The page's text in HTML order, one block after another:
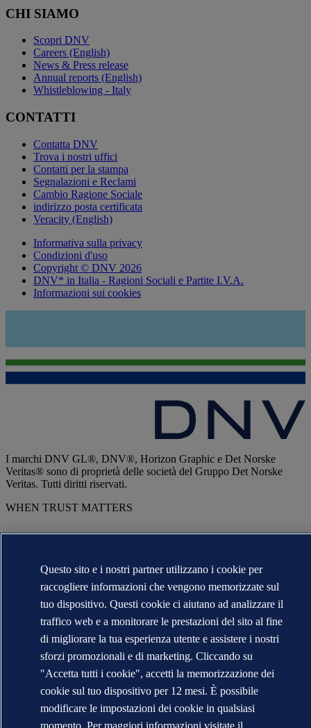
CHI SIAMO
Scopri DNV
Careers (English)
News & Press release
Annual reports (English)
Whistleblowing - Italy
CONTATTI
Contatta DNV
Trova i nostri uffici
Contatti per la stampa
Segnalazioni e Reclami
Cambio Ragione Sociale
indirizzo posta certificata
Veracity (English)
Informativa sulla privacy
Condizioni d'uso
Copyright © DNV 2026
DNV* in Italia - Ragioni Sociali e Partite I.V.A.
Informazioni sui cookies
I marchi DNV GL®, DNV®, Horizon Graphic e Det Norske
Veritas® sono di proprietà delle società del Gruppo Det Norske
Veritas. Tutti diritti riservati.
WHEN TRUST MATTERS
Questo sito e i nostri partner utilizzano i cookie per
raccogliere informazioni che vengono memorizzate sul
tuo dispositivo. Questi cookie ci aiutano ad analizzare il
traffico web e a monitorare le prestazioni del sito al fine
di migliorare la tua esperienza utente e assistere i nostri
sforzi promozionali e di marketing. Cliccando su
"Accetta tutti i cookie", accetti la memorizzazione dei
cookie sul tuo dispositivo per 12 mesi. È possibile
modificare le impostazioni dei cookie in qualsiasi
momento. Per maggiori informazioni visitate il